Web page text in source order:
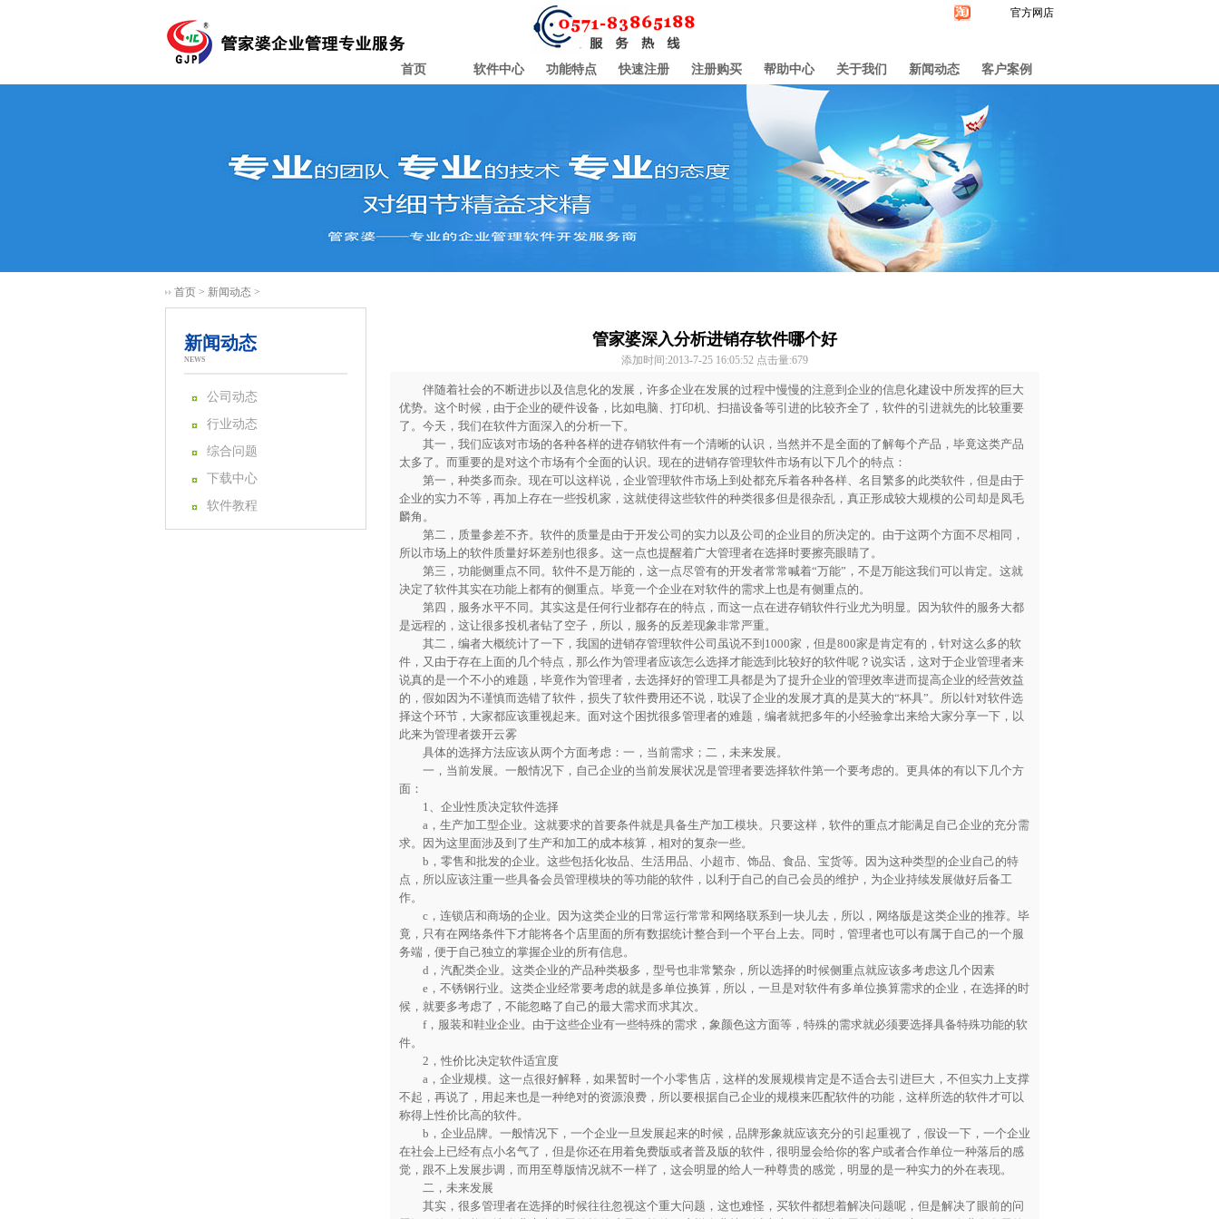
官方网店
首页 软件中心 功能特点 快速注册 注册购买 帮助中心 关于我们 新闻动态 客户案例
首页 > 新闻动态 >
新闻动态
NEWS
公司动态
行业动态
综合问题
下载中心
软件教程
管家婆深入分析进销存软件哪个好
添加时间:2013-7-25 16:05:52 点击量:679
伴随着社会的不断进步以及信息化的发展，许多企业在发展的过程中慢慢的注意到企业的信息化建设中所发挥的巨大
优势。这个时候，由于企业的硬件设备，比如电脑、打印机、扫描设备等引进的比较齐全了，软件的引进就先的比较重要
了。今天，我们在软件方面深入的分析一下。
其一，我们应该对市场的各种各样的进存销软件有一个清晰的认识，当然并不是全面的了解每个产品，毕竟这类产品
太多了。而重要的是对这个市场有个全面的认识。现在的进销存管理软件市场有以下几个的特点：
第一，种类多而杂。现在可以这样说，企业管理软件市场上到处都充斥着各种各样、名目繁多的此类软件，但是由于
企业的实力不等，再加上存在一些投机家，这就使得这些软件的种类很多但是很杂乱，真正形成较大规模的公司却是凤毛
麟角。
第二，质量参差不齐。软件的质量是由于开发公司的实力以及公司的企业目的所决定的。由于这两个方面不尽相同，
所以市场上的软件质量好坏差别也很多。这一点也提醒着广大管理者在选择时要擦亮眼睛了。
第三，功能侧重点不同。软件不是万能的，这一点尽管有的开发者常常喊着“万能”，不是万能这我们可以肯定。这就
决定了软件其实在功能上都有的侧重点。毕竟一个企业在对软件的需求上也是有侧重点的。
第四，服务水平不同。其实这是任何行业都存在的特点，而这一点在进存销软件行业尤为明显。因为软件的服务大都
是远程的，这让很多投机者钻了空子，所以，服务的反差现象非常严重。
其二，编者大概统计了一下，我国的进销存管理软件公司虽说不到1000家，但是800家是肯定有的，针对这么多的软
件，又由于存在上面的几个特点，那么作为管理者应该怎么选择才能选到比较好的软件呢？说实话，这对于企业管理者来
说真的是一个不小的难题，毕竟作为管理者，去选择好的管理工具都是为了提升企业的管理效率进而提高企业的经营效益
的，假如因为不谨慎而选错了软件，损失了软件费用还不说，耽误了企业的发展才真的是莫大的“杯具”。所以针对软件选
择这个环节，大家都应该重视起来。面对这个困扰很多管理者的难题，编者就把多年的小经验拿出来给大家分享一下，以
此来为管理者拨开云雾
具体的选择方法应该从两个方面考虑：一，当前需求；二，未来发展。
一，当前发展。一般情况下，自己企业的当前发展状况是管理者要选择软件第一个要考虑的。更具体的有以下几个方
面：
1、企业性质决定软件选择
a，生产加工型企业。这就要求的首要条件就是具备生产加工模块。只要这样，软件的重点才能满足自己企业的充分需
求。因为这里面涉及到了生产和加工的成本核算，相对的复杂一些。
b，零售和批发的企业。这些包括化妆品、生活用品、小超市、饰品、食品、宝货等。因为这种类型的企业自己的特
点，所以应该注重一些具备会员管理模块的等功能的软件，以利于自己的自己会员的维护，为企业持续发展做好后备工
作。
c，连锁店和商场的企业。因为这类企业的日常运行常常和网络联系到一块儿去，所以，网络版是这类企业的推荐。毕
竟，只有在网络条件下才能将各个店里面的所有数据统计整合到一个平台上去。同时，管理者也可以有属于自己的一个服
务端，便于自己独立的掌握企业的所有信息。
d，汽配类企业。这类企业的产品种类极多，型号也非常繁杂，所以选择的时候侧重点就应该多考虑这几个因素
e，不锈钢行业。这类企业经常要考虑的就是多单位换算，所以，一旦是对软件有多单位换算需求的企业，在选择的时
候，就要多考虑了，不能忽略了自己的最大需求而求其次。
f，服装和鞋业企业。由于这些企业有一些特殊的需求，象颜色这方面等，特殊的需求就必须要选择具备特殊功能的软
件。
2，性价比决定软件适宜度
a，企业规模。这一点很好解释，如果暂时一个小零售店，这样的发展规模肯定是不适合去引进巨大，不但实力上支撑
不起，再说了，用起来也是一种绝对的资源浪费，所以要根据自己企业的规模来匹配软件的功能，这样所选的软件才可以
称得上性价比高的软件。
b，企业品牌。一般情况下，一个企业一旦发展起来的时候，品牌形象就应该充分的引起重视了，假设一下，一个企业
在社会上已经有点小名气了，但是你还在用着免费版或者普及版的软件，很明显会给你的客户或者合作单位一种落后的感
觉，跟不上发展步调，而用至尊版情况就不一样了，这会明显的给人一种尊贵的感觉，明显的是一种实力的外在表现。
二，未来发展
其实，很多管理者在选择的时候往往忽视这个重大问题，这也难怪，买软件都想着解决问题呢，但是解决了眼前的问